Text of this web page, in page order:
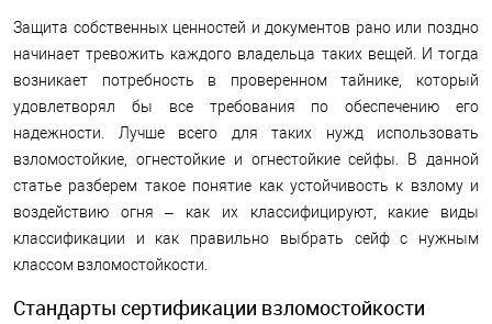
Защита собственных ценностей и документов рано или поздно
начинает тревожить каждого владельца таких вещей. И тогда
возникает потребность в проверенном тайнике, который
удовлетворял бы все требования по обеспечению его
надежности. Лучше всего для таких нужд использовать
взломостойкие, огнестойкие и огнестойкие сейфы. В данной
статье разберем такое понятие как устойчивость к взлому и
воздействию огня – как их классифицируют, какие виды
классификации и как правильно выбрать сейф с нужным
классом взломостойкости.
Стандарты сертификации взломостойкости